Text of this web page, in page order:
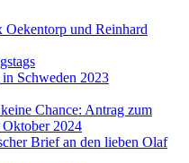
Oekentorp und Reinhard
Schweden 2023
Chance: Antrag zum
2024
Brief an den lieben Olaf